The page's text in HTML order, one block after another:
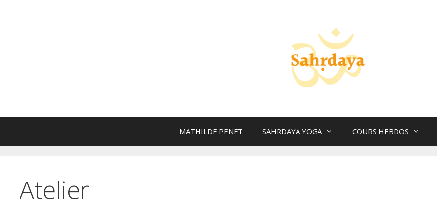
MATHILDE PENET SAHRDAYA YOGA COURS HEBDOS
Atelier